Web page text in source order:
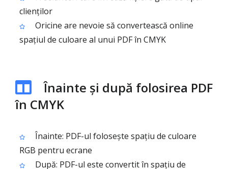
clienților
Oricine are nevoie să convertească online
spațiul de culoare al unui PDF în CMYK
Înainte și după folosirea PDF
în CMYK
Înainte: PDF-ul folosește spațiu de culoare
RGB pentru ecrane
După: PDF-ul este convertit în spațiu de